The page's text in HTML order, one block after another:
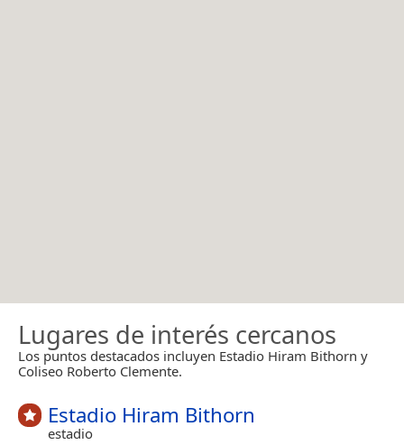
Lugares de interés cercanos
Los puntos destacados incluyen Estadio Hiram Bithorn y
Coliseo Roberto Clemente.
Estadio Hiram Bithorn
estadio